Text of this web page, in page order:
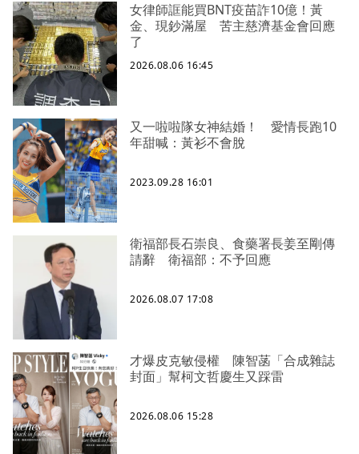
女律師誆能買BNT疫苗詐10億！黃
金、現鈔滿屋 苦主慈濟基金會回應
了
2026.08.06 16:45
又一啦啦隊女神結婚！ 愛情長跑10
年甜喊：黃衫不會脫
2023.09.28 16:01
衛福部長石崇良、食藥署長姜至剛傳
請辭 衛福部：不予回應
2026.08.07 17:08
才爆皮克敏侵權 陳智菡「合成雜誌
封面」幫柯文哲慶生又踩雷
2026.08.06 15:28